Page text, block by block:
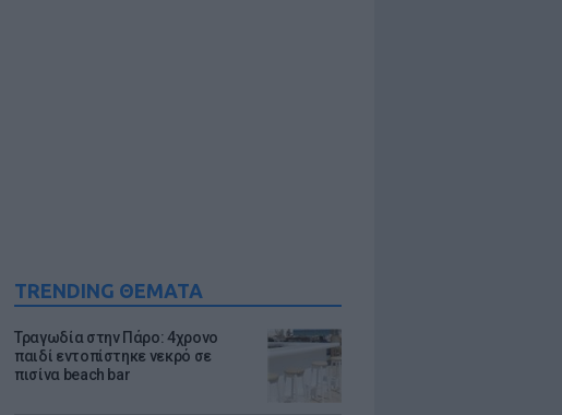
TRENDING ΘΕΜΑΤΑ
Τραγωδία στην Πάρο: 4χρονο
παιδί εντοπίστηκε νεκρό σε
πισίνα beach bar